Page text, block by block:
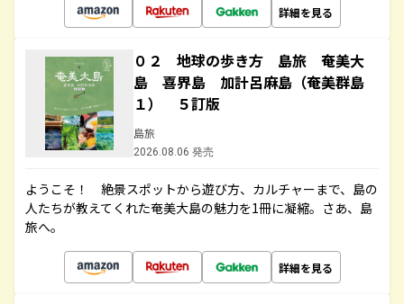
詳細を見る
０２ 地球の歩き方 島旅 奄美大
島 喜界島 加計呂麻島（奄美群島
１） ５訂版
島旅
2026.08.06 発売
ようこそ！ 絶景スポットから遊び方、カルチャーまで、島の
人たちが教えてくれた奄美大島の魅力を1冊に凝縮。さあ、島
旅へ。
詳細を見る